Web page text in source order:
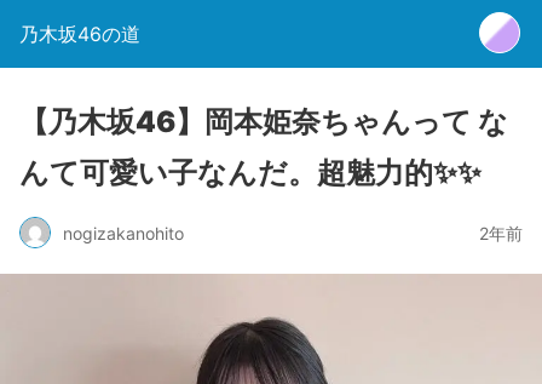
乃木坂46の道
【乃木坂46】岡本姫奈ちゃんって な
んて可愛い子なんだ。超魅力的✨✨
nogizakanohito 2年前